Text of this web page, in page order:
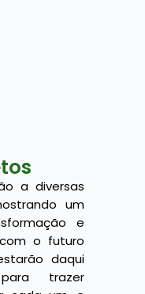
a diversas
um
e
o futuro
daqui
trazer